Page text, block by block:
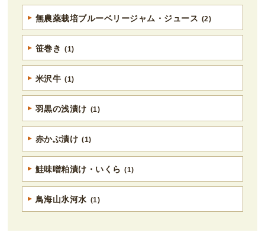
無農薬栽培ブルーベリージャム・ジュース (2)
笹巻き (1)
米沢牛 (1)
羽黒の浅漬け (1)
赤かぶ漬け (1)
鮭味噌粕漬け・いくら (1)
鳥海山氷河水 (1)